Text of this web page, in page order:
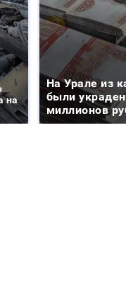
на
На Урале из
были
миллионов